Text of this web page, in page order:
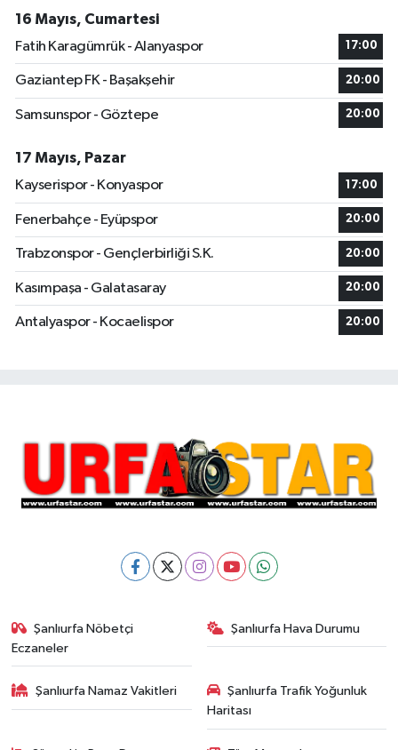
16 Mayıs, Cumartesi
Fatih Karagümrük - Alanyaspor
17:00
Gaziantep FK - Başakşehir 20:00
Samsunspor - Göztepe 20:00
17 Mayıs, Pazar
Kayserispor - Konyaspor
17:00
Fenerbahçe - Eyüpspor 20:00
Trabzonspor - Gençlerbirliği S.K. 20:00
Kasımpaşa - Galatasaray 20:00
Antalyaspor - Kocaelispor 20:00
Şanlıurfa Nöbetçi
Eczaneler
Şanlıurfa Hava Durumu
Şanlıurfa Namaz Vakitleri
Şanlıurfa Trafik Yoğunluk
Haritası